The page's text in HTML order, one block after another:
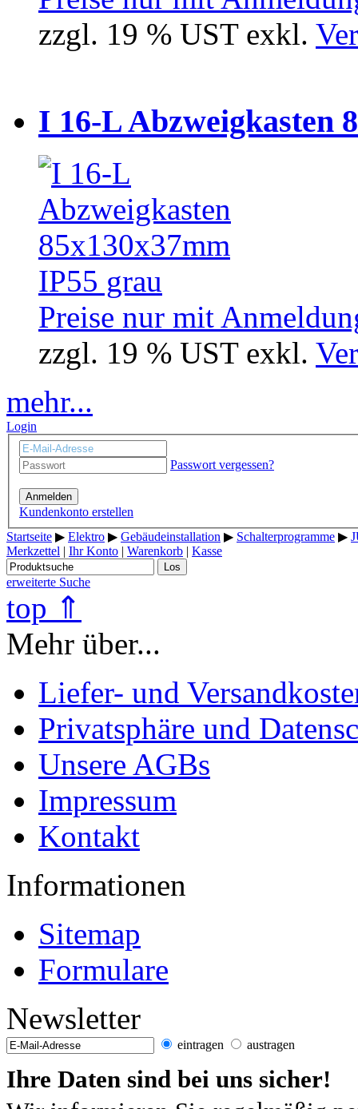
zzgl. 19 % UST exkl.
I 16-L Abzweigkasten
Preise nur mit
zzgl. 19 % UST exkl.
mehr...
Login
Passwort vergessen?
Anmelden
Kundenkonto erstellen
Startseite ▶ Elektro ▶ Gebäudeinstallation ▶ Schalterprogramme ▶
Merkzettel | Ihr Konto | Warenkorb | Kasse
Los
erweiterte Suche
top ⇑
Mehr über...
Liefer- und
Privatsphäre und
Unsere AGBs
Impressum
Kontakt
Informationen
Sitemap
Formulare
Newsletter
eintragen austragen
Ihre Daten sind bei uns sicher!